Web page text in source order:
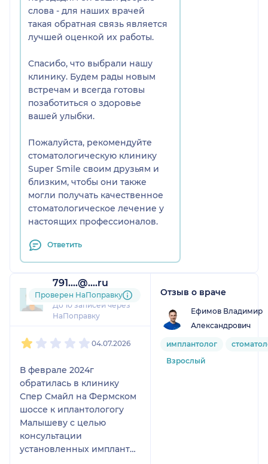
слова - для наших врачей
такая обратная связь является
лучшей оценкой их работы.
Спасибо, что выбрали нашу
клинику. Будем рады новым
встречам и всегда готовы
позаботиться о здоровье
вашей улыбки.
Пожалуйста, рекомендуйте
стоматологическую клинику
Super Smile своим друзьям и
близким, чтобы они также
могли получать качественное
стоматологическое лечение у
настоящих профессионалов.
Ответить
791....@....ru
2 отзыва
До 10 записей через
НаПоправку
Проверен НаПоправку
04.07.2026
В феврале 2024г
обратилась в клинику
Спер Смайл на Фермском
шоссе к иплантологогу
Малышеву с целью
консультации
установленных имплантов
Отзыв о враче
Ефимов Владимир
Александрович
имплантолог
Взрослый